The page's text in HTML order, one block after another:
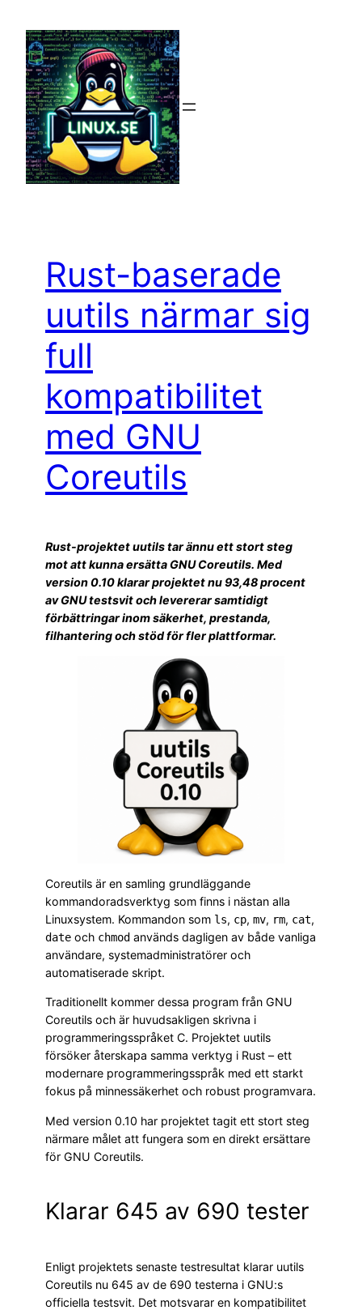
innehåll
Rust-baserade
uutils närmar sig
full
kompatibilitet
med GNU
Coreutils
Rust-projektet uutils tar ännu ett stort steg
mot att kunna ersätta GNU Coreutils. Med
version 0.10 klarar projektet nu 93,48 procent
av GNU testsvit och levererar samtidigt
förbättringar inom säkerhet, prestanda,
filhantering och stöd för fler plattformar.
Coreutils är en samling grundläggande
kommandoradsverktyg som finns i nästan alla
Linuxsystem. Kommandon som ls, cp, mv, rm, cat,
date och chmod används dagligen av både vanliga
användare, systemadministratörer och
automatiserade skript.
Traditionellt kommer dessa program från GNU
Coreutils och är huvudsakligen skrivna i
programmeringsspråket C. Projektet uutils
försöker återskapa samma verktyg i Rust – ett
modernare programmeringsspråk med ett starkt
fokus på minnessäkerhet och robust programvara.
Med version 0.10 har projektet tagit ett stort steg
närmare målet att fungera som en direkt ersättare
för GNU Coreutils.
Klarar 645 av 690 tester
Enligt projektets senaste testresultat klarar uutils
Coreutils nu 645 av de 690 testerna i GNU:s
officiella testsvit. Det motsvarar en kompatibilitet